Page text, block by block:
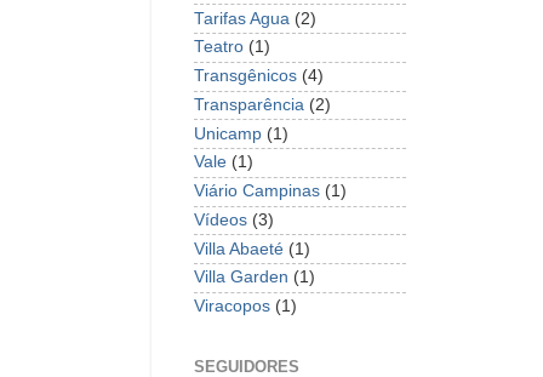
Tarifas Agua (2)
Teatro (1)
Transgênicos (4)
Transparência (2)
Unicamp (1)
Vale (1)
Viário Campinas (1)
Vídeos (3)
Villa Abaeté (1)
Villa Garden (1)
Viracopos (1)
SEGUIDORES